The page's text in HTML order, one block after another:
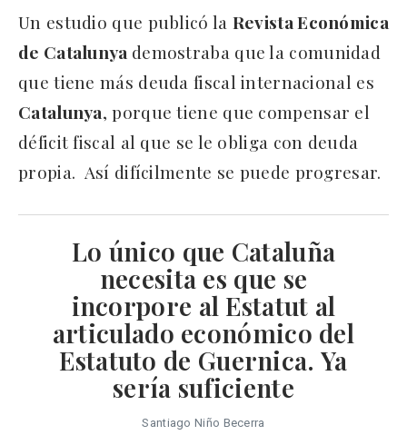
Un estudio que publicó la Revista Económica
de Catalunya demostraba que la comunidad
que tiene más deuda fiscal internacional es
Catalunya, porque tiene que compensar el
déficit fiscal al que se le obliga con deuda
propia. Así difícilmente se puede progresar.
Lo único que Cataluña
necesita es que se
incorpore al Estatut al
articulado económico del
Estatuto de Guernica. Ya
sería suficiente
Santiago Niño Becerra